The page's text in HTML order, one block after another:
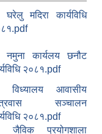
घरेलु मदिरा कार्यविधि
नमुना कार्यलय छनौट
२०८१.pdf
विध्यालय आवासीय
सञ्चालन
२०८१.pdf
जैविक प्रयोगशाला